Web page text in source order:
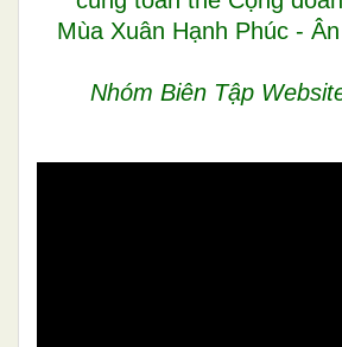
Mùa Xuân Hạnh Phúc -
Nhóm Biên Tập